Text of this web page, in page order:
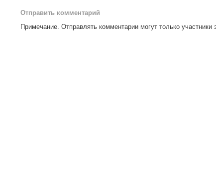
Отправить комментарий
Примечание. Отправлять комментарии могут только участники